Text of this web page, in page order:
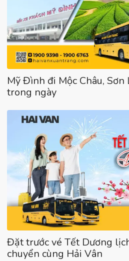
Mỹ Đình đi Mộc Châu, Sơn
trong ngày
Đặt trước vé Tết Dương
chuyển cùng Hải Vân